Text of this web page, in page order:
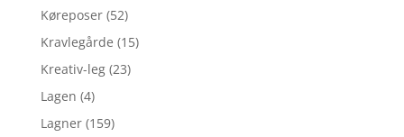
Køreposer (52)
Kravlegårde (15)
Kreativ-leg (23)
Lagen (4)
Lagner (159)